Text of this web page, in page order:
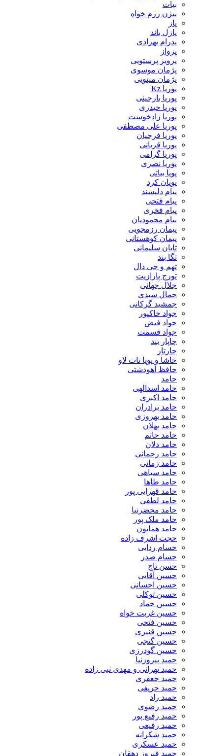
بیژن رزم خواه
پازل باند
پدرام بهزادی
پرویز پرستویی
پژمان موسوی
پژمان مینویی
پوریا بارجینی
پوریا حیدری
پوریا زادخوست
پوریا علی مصطفی
پوریا فرجیان
پوریا قربانی
پوریا گرامی
پوریا نصری
پویا بیاتی
پویان کرد
پیام دلپسند
پیام فتحی
پیام فخری
پیام محمودیان
پیمان رزمجویی
پیمان کوهستانی
تابان سلیمانی
تهم و جی دال
تورج پارازیت
جلال جهانی
جمال سیدی
جمشید گرکانی
جواد خاکپور
جواد فیض
جواد قسمت
چاپار بند
حاشا و پویا تات لاو
حافظ آهودشتی
حامد اسدالهی
حامد اکبری
حامد برادران
حامد بهروزی
حامد پهلان
حامد حاتم
حامد دلان
حامد رحمانی
حامد زمانی
حامد سیاهی
حامد طاها
حامد قهرایی پور
حامد لطفی
حامد محضرنیا
حامد ملک پور
حامد همایون
حجت اشرف زاده
حسام ردایی
حسام صدر
حسن تاج
حسین آقایی
حسین احسانی
حسین توکلی
حسین حماد
حسین غربت خواه
حسین فتحی
حسین قنبری
حسین گنجی
حسین گودرزی
حمید پیروزنیا
حمید تهرانی و مهدی نبی زاده
حمید جعفری
حمید حریفی
حمید راد
حمید رضوی
حمید رفیع پور
حمید رفیعی
حمید شکرانه
حمید عسکری
حمید فیروز دهقان